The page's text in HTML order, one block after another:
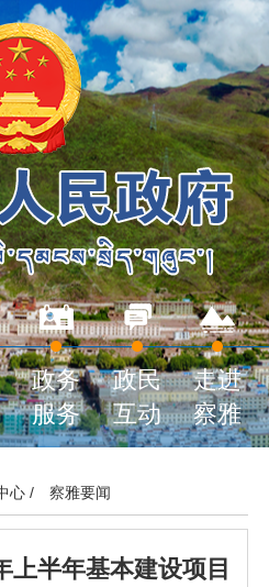
政务
服务
政民
互动
走进
察雅
心/ 察雅要闻
上半年基本建设项目